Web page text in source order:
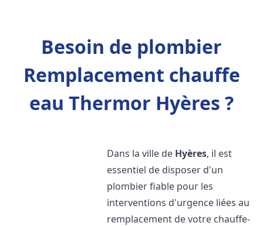
Besoin de plombier
Remplacement chauffe
eau Thermor Hyères ?
Dans la ville de Hyères, il est
essentiel de disposer d'un
plombier fiable pour les
interventions d'urgence liées au
remplacement de votre chauffe-